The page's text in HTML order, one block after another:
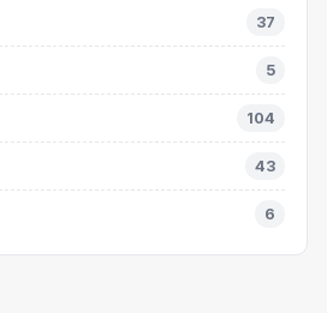
37
5
104
43
6